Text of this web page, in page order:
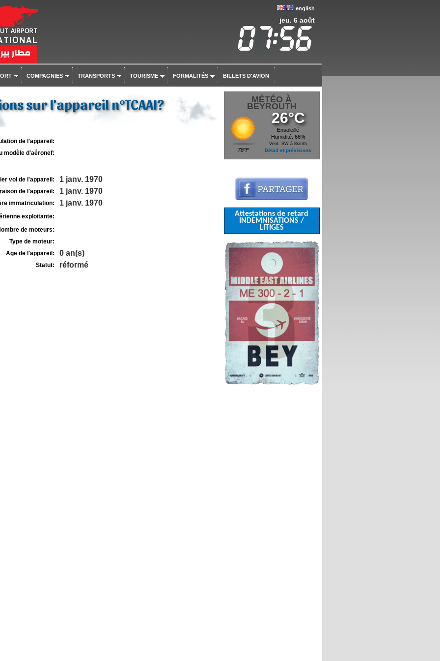
english
jeu. 6 août
COMPAGNIES TRANSPORTS TOURISME FORMALITÉS BILLETS D'AVION
sur l'appareil n°TCAAI?
de l'appareil:
modèle d'aéronef:
vol de l'appareil: 1 janv. 1970
de l'appareil: 1 janv. 1970
immatriculation: 1 janv. 1970
exploitante:
de moteurs:
Type de moteur:
Age de l'appareil:
0 an(s)
Statut: réformé
MÉTÉO À
BEYROUTH
78°F
26°C
Ensoleillé
Humidité: 66%
Vent: SW à 8km/h
Détail et prévisions
Attestations de retard
INDEMNISATIONS /
LITIGES